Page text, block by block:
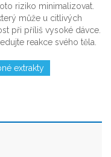
riziko minimalizovat.
může u citlivých
při příliš vysoké dávce.
reakce svého těla.
extrakty